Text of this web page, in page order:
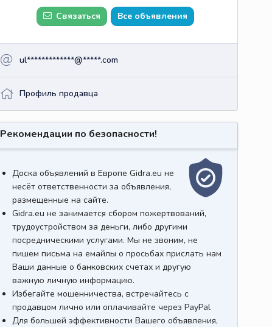
Связаться Все объявления
ul*************@*****.com
Профиль продавца
Рекомендации по безопасности!
Доска объявлений в Европе Gidra.eu не
несёт ответственности за объявления,
размещенные на сайте.
Gidra.eu не занимается сбором пожертвований,
трудоустройством за деньги, либо другими
посредническими услугами. Мы не звоним, не
пишем письма на емайлы о просьбах прислать нам
Ваши данные о банковских счетах и другую
важную личную информацию.
Избегайте мошенничества, встречайтесь с
продавцом лично или оплачивайте через PayPal
Для большей эффективности Вашего объявления,